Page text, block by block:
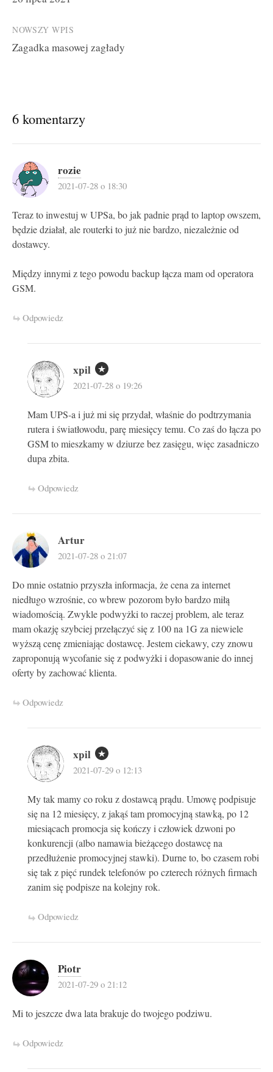
navigation
NOWSZY WPIS
Zagadka masowej zagłady
6 komentarzy
rozie
2021-07-28 o 18:30
Teraz to inwestuj w UPSa, bo jak padnie prąd to laptop owszem,
będzie działał, ale routerki to już nie bardzo, niezależnie od
dostawcy.
Między innymi z tego powodu backup łącza mam od operatora
GSM.
Odpowiedz
xpil
2021-07-28 o 19:26
Mam UPS-a i już mi się przydał, właśnie do podtrzymania
rutera i światłowodu, parę miesięcy temu. Co zaś do łącza po
GSM to mieszkamy w dziurze bez zasięgu, więc zasadniczo
dupa zbita.
Odpowiedz
Artur
2021-07-28 o 21:07
Do mnie ostatnio przyszła informacja, że cena za internet
niedługo wzrośnie, co wbrew pozorom było bardzo miłą
wiadomością. Zwykle podwyżki to raczej problem, ale teraz
mam okazję szybciej przełączyć się z 100 na 1G za niewiele
wyższą cenę zmieniając dostawcę. Jestem ciekawy, czy znowu
zaproponują wycofanie się z podwyżki i dopasowanie do innej
oferty by zachować klienta.
Odpowiedz
xpil
2021-07-29 o 12:13
My tak mamy co roku z dostawcą prądu. Umowę podpisuje
się na 12 miesięcy, z jakąś tam promocyjną stawką, po 12
miesiącach promocja się kończy i człowiek dzwoni po
konkurencji (albo namawia bieżącego dostawcę na
przedłużenie promocyjnej stawki). Durne to, bo czasem robi
się tak z pięć rundek telefonów po czterech różnych firmach
zanim się podpisze na kolejny rok.
Odpowiedz
Piotr
2021-07-29 o 21:12
Mi to jeszcze dwa lata brakuje do twojego podziwu.
Odpowiedz